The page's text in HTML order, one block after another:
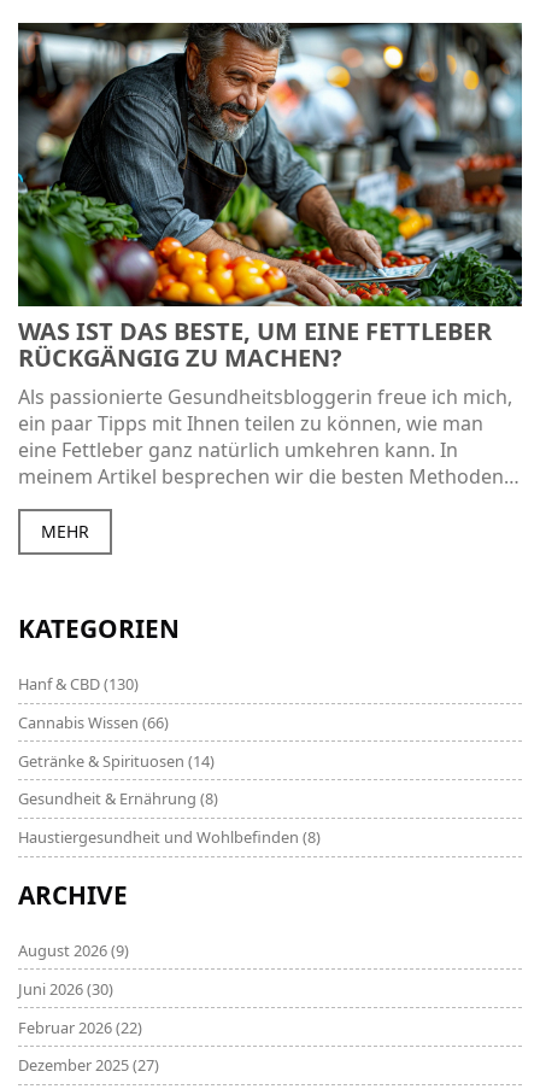
WAS IST DAS BESTE, UM EINE FETTLEBER
RÜCKGÄNGIG ZU MACHEN?
Als passionierte Gesundheitsbloggerin freue ich mich,
ein paar Tipps mit Ihnen teilen zu können, wie man
eine Fettleber ganz natürlich umkehren kann. In
meinem Artikel besprechen wir die besten Methoden,
einschließlich gesunder Ernährung und körperlicher
Aktivität. Wenn Sie auch unter einer Fettleber leiden
und nach einem Weg suchen, diese zu verbessern,
MEHR
KATEGORIEN
Hanf & CBD(130)
Cannabis Wissen (66)
Getränke & Spirituosen (14)
Gesundheit & Ernährung (8)
Haustiergesundheit und Wohlbefinden (8)
ARCHIVE
August 2026(9)
Juni 2026(30)
Februar 2026(22)
Dezember 2025(27)